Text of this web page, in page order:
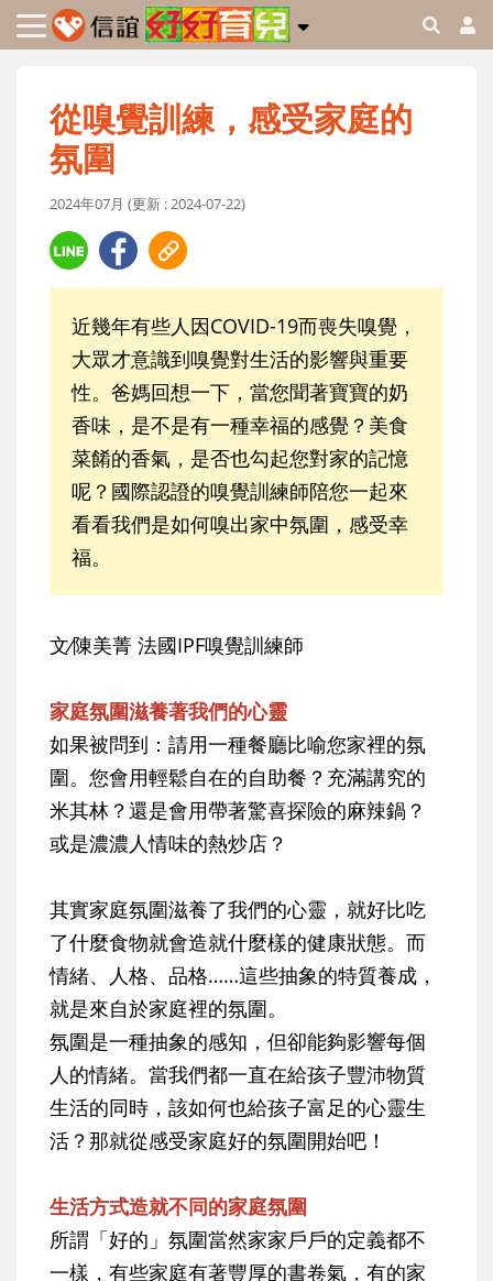
從嗅覺訓練，感受家庭的
氛圍
2024年07月 (更新 : 2024-07-22)
近幾年有些人因COVID-19而喪失嗅覺，
大眾才意識到嗅覺對生活的影響與重要
性。爸媽回想一下，當您聞著寶寶的奶
香味，是不是有一種幸福的感覺？美食
菜餚的香氣，是否也勾起您對家的記憶
呢？國際認證的嗅覺訓練師陪您一起來
看看我們是如何嗅出家中氛圍，感受幸
福。
文∕陳美菁 法國IPF嗅覺訓練師
家庭氛圍滋養著我們的心靈
如果被問到：請用一種餐廳比喻您家裡的氛
圍。您會用輕鬆自在的自助餐？充滿講究的
米其林？還是會用帶著驚喜探險的麻辣鍋？
或是濃濃人情味的熱炒店？
其實家庭氛圍滋養了我們的心靈，就好比吃
了什麼食物就會造就什麼樣的健康狀態。而
情緒、人格、品格……這些抽象的特質養成，
就是來自於家庭裡的氛圍。
氛圍是一種抽象的感知，但卻能夠影響每個
人的情緒。當我們都一直在給孩子豐沛物質
生活的同時，該如何也給孩子富足的心靈生
活？那就從感受家庭好的氛圍開始吧！
生活方式造就不同的家庭氛圍
所謂「好的」氛圍當然家家戶戶的定義都不
一樣，有些家庭有著豐厚的書卷氣，有的家